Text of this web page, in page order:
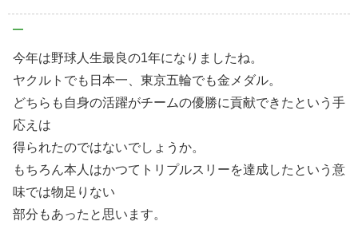
—
今年は野球人生最良の1年になりましたね。
ヤクルトでも日本一、東京五輪でも金メダル。
どちらも自身の活躍がチームの優勝に貢献できたという手
応えは
得られたのではないでしょうか。
もちろん本人はかつてトリプルスリーを達成したという意
味では物足りない
部分もあったと思います。